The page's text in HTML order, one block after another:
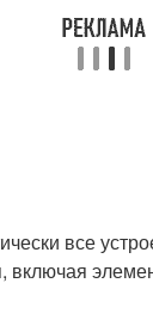
все
включая